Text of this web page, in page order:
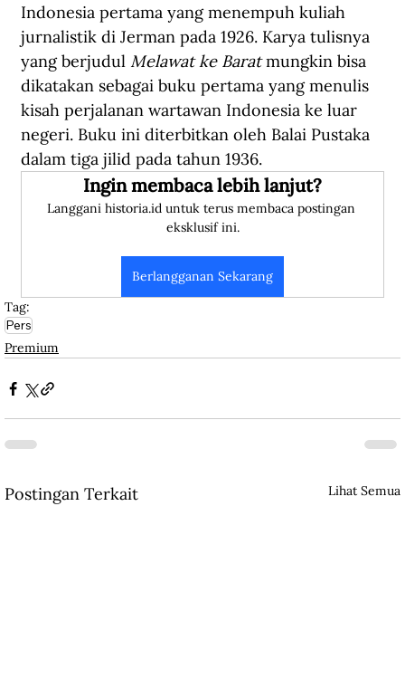
Indonesia pertama yang menempuh kuliah
jurnalistik di Jerman pada 1926. Karya tulisnya
yang berjudul Melawat ke Barat mungkin bisa
dikatakan sebagai buku pertama yang menulis
kisah perjalanan wartawan Indonesia ke luar
negeri. Buku ini diterbitkan oleh Balai Pustaka
dalam tiga jilid pada tahun 1936.
Ingin membaca lebih lanjut?
Langgani historia.id untuk terus membaca postingan
eksklusif ini.
Berlangganan Sekarang
Tag:
Pers
Premium
Postingan Terkait Lihat Semua